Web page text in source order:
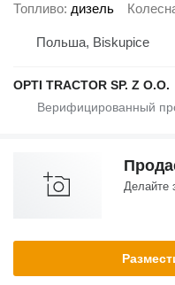
Топливо дизель
Польша, Biskupice
OPTI TRACTOR SP. Z O.O.
Делайте